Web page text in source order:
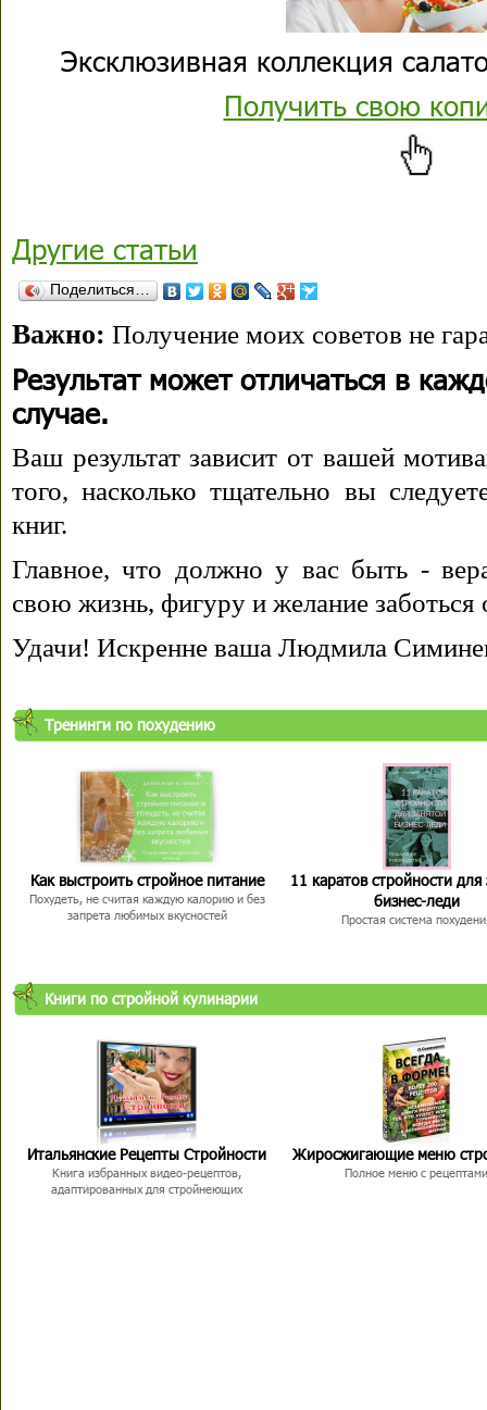
Эксклюзивная коллекция
Получить свою
Другие статьи
Поделиться…
Важно: Получение моих советов не
Результат может отличаться в
случае.
Ваш результат зависит от вашей
того, насколько тщательно вы
книг.
Главное, что должно у вас быть -
свою жизнь, фигуру и желание заботься
Удачи! Искренне ваша Людмила
Тренинги по похудению
Как выстроить стройное питание
Похудеть, не считая каждую калорию и без
запрета любимых вкусностей
11 каратов стройности для
бизнес-леди
Простая система
Книги по стройной кулинарии
Итальянские Рецепты Стройности
Книга избранных видео-рецептов,
адаптированных для стройнеющих
Жиросжигающие меню
Полное меню с рецептами